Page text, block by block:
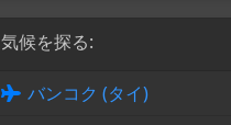
気候を探る:
バンコク (タイ)